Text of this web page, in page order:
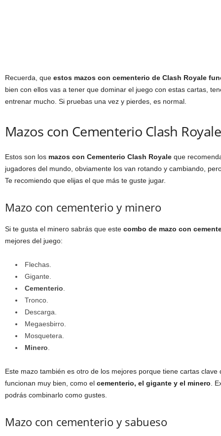
Recuerda, que estos mazos con cementerio de Clash Royale
bien con ellos vas a tener que dominar el juego con estas cartas,
entrenar mucho. Si pruebas una vez y pierdes, es normal.
Mazos con Cementerio Clash Royale
Estos son los mazos con Cementerio Clash Royale que
jugadores del mundo, obviamente los van rotando y cambiando,
Te recomiendo que elijas el que más te guste jugar.
Mazo con cementerio y minero
Si te gusta el minero sabrás que este combo de mazo con
mejores del juego:
Flechas.
Gigante.
Cementerio
Tronco.
Descarga.
Megaesbirro.
Mosquetera.
Minero
Este mazo también es otro de los mejores porque tiene cartas clave
funcionan muy bien, como el cementerio, el gigante y el minero .
podrás combinarlo como gustes.
Mazo con cementerio y sabueso